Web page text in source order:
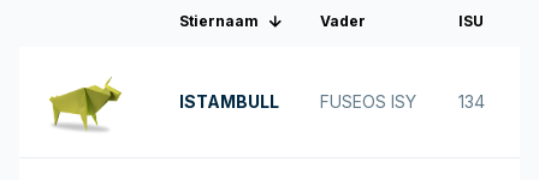
Stiernaam Vader ISU
ISTAMBULL FUSEOS ISY 134